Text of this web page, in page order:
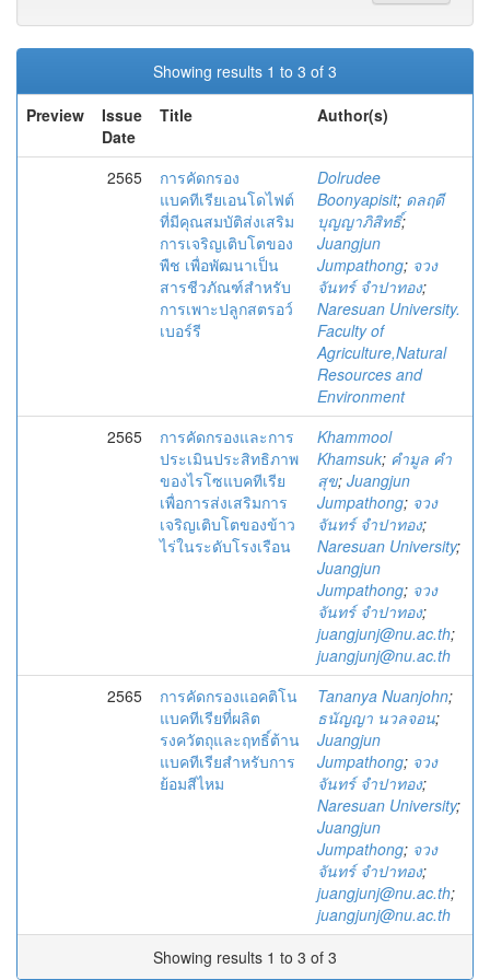
Showing results 1 to 3 of 3
Preview
Issue
Date
Title Author(s)
2565
การคัดกรอง
แบคทีเรียเอนโดไฟต์
ที่มีคุณสมบัติส่งเสริม
การเจริญเติบโตของ
พืช เพื่อพัฒนาเป็น
สารชีวภัณฑ์สำหรับ
การเพาะปลูกสตรอว์
เบอร์รี
Dolrudee
Boonyapisit; ดลฤดี
บุญญาภิสิทธิ์;
Juangjun
Jumpathong; จวง
จันทร์ จำปาทอง;
Naresuan University.
Faculty of
Agriculture,Natural
Resources and
Environment
2565
การคัดกรองและการ
ประเมินประสิทธิภาพ
ของไรโซแบคทีเรีย
เพื่อการส่งเสริมการ
เจริญเติบโตของข้าว
ไร่ในระดับโรงเรือน
Khammool
Khamsuk; คำมูล คำ
สุข; Juangjun
Jumpathong; จวง
จันทร์ จำปาทอง;
Naresuan University;
Juangjun
Jumpathong; จวง
จันทร์ จำปาทอง;
juangjunj@nu.ac.th;
juangjunj@nu.ac.th
2565
การคัดกรองแอคติโน
แบคทีเรียที่ผลิต
รงควัตถุและฤทธิ์ต้าน
แบคทีเรียสำหรับการ
ย้อมสีไหม
Tananya Nuanjohn;
ธนัญญา นวลจอน;
Juangjun
Jumpathong; จวง
จันทร์ จำปาทอง;
Naresuan University;
Juangjun
Jumpathong; จวง
จันทร์ จำปาทอง;
juangjunj@nu.ac.th;
juangjunj@nu.ac.th
Showing results 1 to 3 of 3